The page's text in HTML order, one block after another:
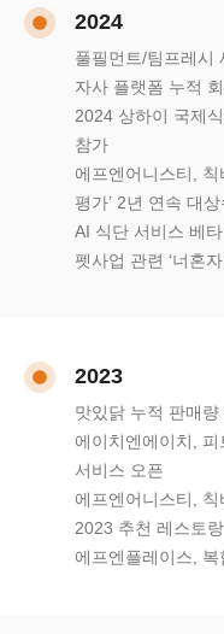
2024
풀필먼트/팀프레시
자사 플랫폼 누적
2024 상하이 국제
참가
에프엔어니스티, 칙
평가’ 2년 연속 대
AI 식단 서비스 베
펫사업 관련 ‘너혼
2023
맛있닭 누적 판매
에이치엔에이치, 피
서비스 오픈
에프엔어니스티, 칙
2023 추천 레스토
에프엔플레이스,